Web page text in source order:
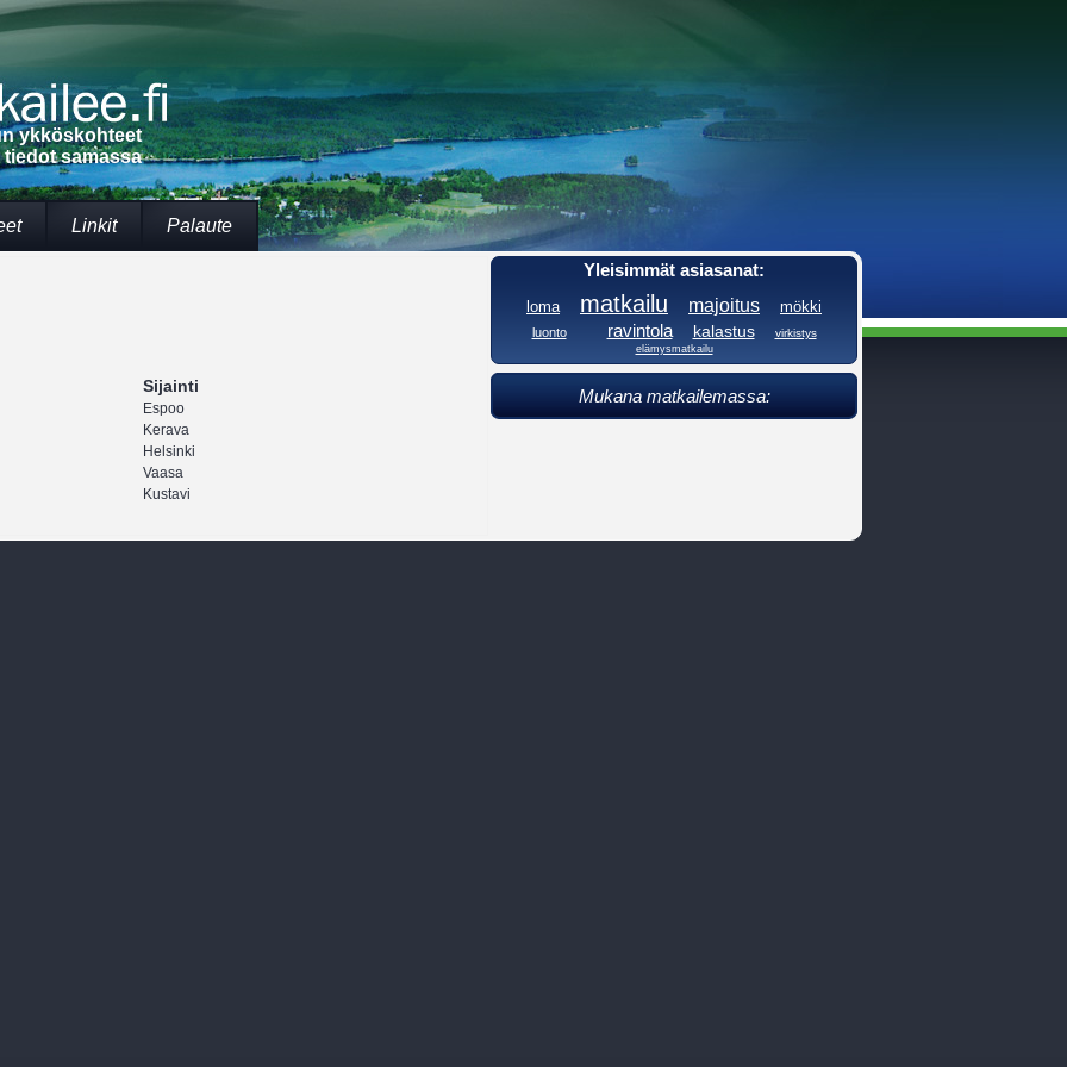
ykköskohteet
samassa
Linkit Palaute
Sijainti
Espoo
Kerava
Helsinki
Vaasa
Kustavi
Yleisimmät asiasanat:
loma matkailu majoitus mökki
luonto ravintola kalastus virkistys
elämysmatkailu
Mukana matkailemassa: